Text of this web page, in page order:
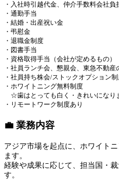
・入社時引越代金、仲介手数料会社負
・通勤手当
・結婚・出産祝い金
・弔慰金
・退職金制度
・図書手当
・資格取得手当（会社が定めるもの）
・社員ランチ会、懇親会、東急不動
・社員持ち株会/ストックオプション
・ホワイトニング無料制度
☆歯はとっても白く・きれいになり
・リモートワーク制度あり
💼 業務内容
アジア市場を起点に、ホワイト
ます。
経験や成果に応じて、担当国・
す。